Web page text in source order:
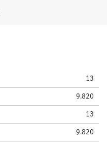
13
9.820
13
9.820